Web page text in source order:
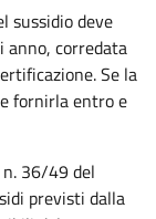
sussidio deve
anno, corredata
Se la
fornirla entro e
36/49 del
previsti dalla